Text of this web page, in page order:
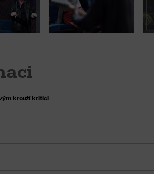
krouží kritici